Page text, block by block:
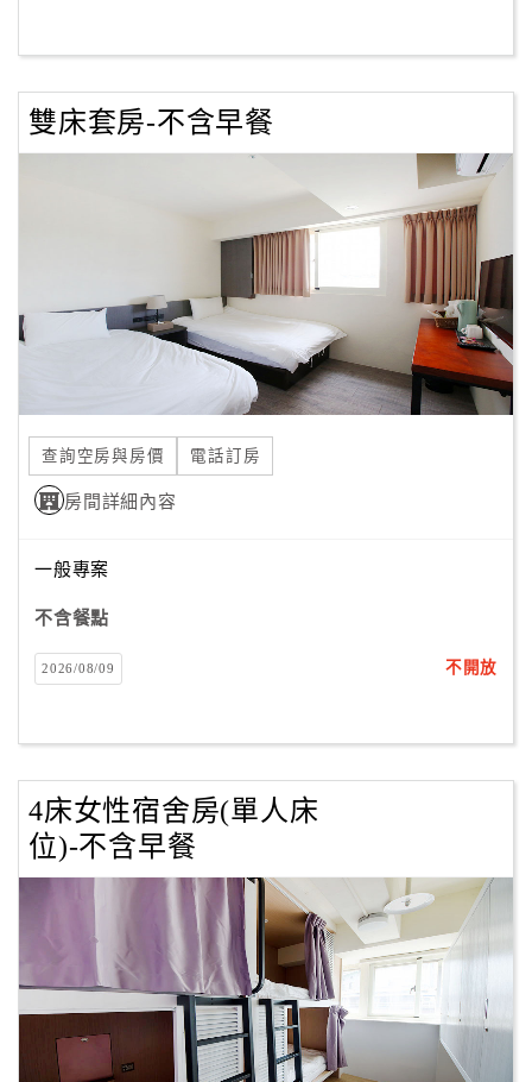
客
服
聯
上
紅
利
查
訂
房
Q&A
旅
卡
訂
房
請
款
收
雙床套房-不含早餐
查詢空房與房價 電話訂房
房間詳細內容
一般專案
不含餐點
2026/08/09 不開放
4床女性宿舍房(單人床
位)-不含早餐